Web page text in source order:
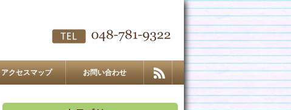
アクセスマップ お問い合わせ